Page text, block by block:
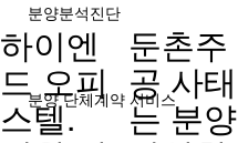
분양분석진단
분양 단체계약 서비스
하이엔
드 오피
스텔.
둔촌주
공 사태
는 분양